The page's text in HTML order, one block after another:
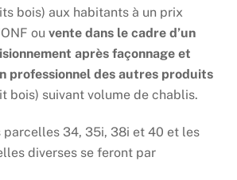
bois) aux habitants à un prix
ouvente dans le cadre d’un
après façonnage et
professionnel des autres produits
bois) suivant volume de chablis.
parcelles 34, 35i, 38i et 40 et les
diverses se feront par